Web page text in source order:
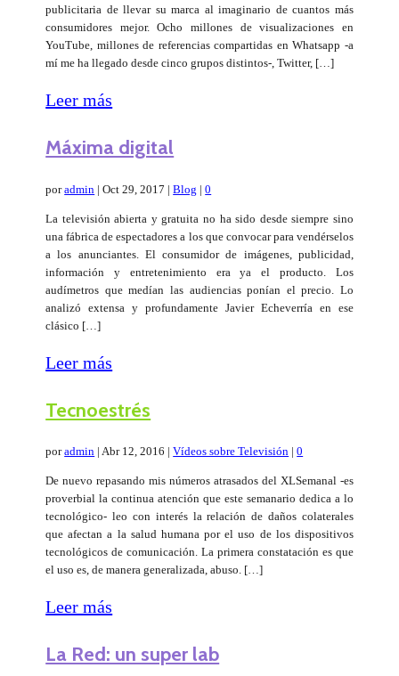
publicitaria de llevar su marca al imaginario de cuantos más
consumidores mejor. Ocho millones de visualizaciones en
YouTube, millones de referencias compartidas en Whatsapp -a
mí me ha llegado desde cinco grupos distintos-, Twitter, […]
Leer más
Máxima digital
poradmin |Oct 29, 2017 |Blog |0
La televisión abierta y gratuita no ha sido desde siempre sino
una fábrica de espectadores a los que convocar para vendérselos
a los anunciantes. El consumidor de imágenes, publicidad,
información y entretenimiento era ya el producto. Los
audímetros que medían las audiencias ponían el precio. Lo
analizó extensa y profundamente Javier Echeverría en ese
clásico […]
Leer más
Tecnoestrés
poradmin |Abr 12, 2016 |Vídeos sobre Televisión |0
De nuevo repasando mis números atrasados del XLSemanal -es
proverbial la continua atención que este semanario dedica a lo
tecnológico- leo con interés la relación de daños colaterales
que afectan a la salud humana por el uso de los dispositivos
tecnológicos de comunicación. La primera constatación es que
el uso es, de manera generalizada, abuso. […]
Leer más
La Red: un super lab